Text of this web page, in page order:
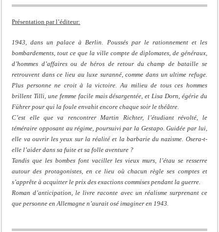
Présentation par l’éditeur:
1943, dans un palace à Berlin. Poussés par le rationnement et les
bombardements, tout ce que la ville compte de diplomates, de généraux,
d’hommes d’affaires ou de héros de retour du champ de bataille se
retrouvent dans ce lieu au luxe suranné, comme dans un ultime refuge.
Plus personne ne croit à la victoire. Au milieu de tous ces hommes
brillent Tilli, une femme facile mais désargentée, et Lisa Dorn, égérie du
Führer pour qui la foule envahit encore chaque soir le théâtre.
C’est elle que va rencontrer Martin Richter, l’étudiant révolté, le
téméraire opposant au régime, poursuivi par la Gestapo. Guidée par lui,
elle va ouvrir les yeux sur la réalité et la barbarie du nazisme. Osera-t-
elle l’aider dans sa fuite et sa folle aventure ?
Tandis que les bombes font vaciller les vieux murs, l’étau se resserre
autour des protagonistes, en ce lieu où chacun règle ses comptes et
s’apprête à acquitter le prix des exactions commises pendant la guerre.
Roman d’anticipation, le livre raconte avec un réalisme surprenant ce
que personne en Allemagne n’aurait osé imaginer en 1943.